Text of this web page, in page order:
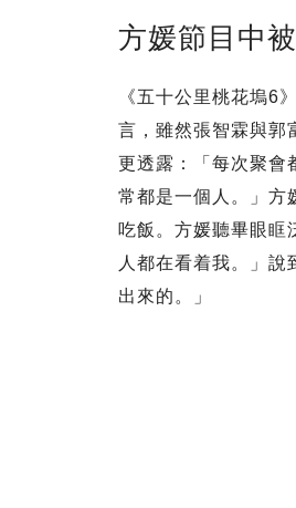
方媛節目中
《五十公里桃花塢6
言，雖然張智霖與郭
更透露：「每次聚
常都是一個人。」方
吃飯。方媛聽畢眼眶
人都在看着我。」
出來的。」